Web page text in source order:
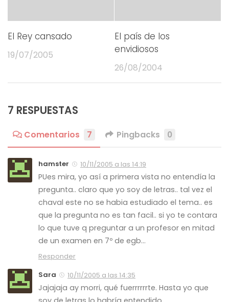
El Rey cansado
19/07/2005
El país de los
envidiosos
26/08/2004
7 RESPUESTAS
Comentarios 7 Pingbacks 0
hamster 10/11/2005 a las 14:19
PUes mira, yo así a primera vista no entendía la
pregunta.. claro que yo soy de letras.. tal vez el
chaval este no se habia estudiado el tema.. es
que la pregunta no es tan facil.. si yo te contara
lo que tuve q preguntar a un profesor en mitad
de un examen en 7º de egb…
Responder
Sara
10/11/2005 a las 14:35
Jajajaja ay morri, qué fuerrrrrrte. Hasta yo que